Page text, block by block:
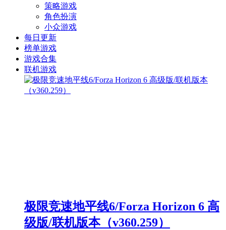
策略游戏
角色扮演
小众游戏
每日更新
榜单游戏
游戏合集
联机游戏
极限竞速地平线6/Forza Horizon 6 高
级版/联机版本（v360.259）